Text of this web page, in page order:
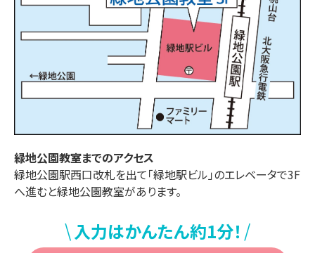
緑地公園教室までのアクセス
緑地公園駅西口改札を出て「緑地駅ビル」のエレベータで3F
へ進むと緑地公園教室があります。
\ 入力はかんたん約1分！ /